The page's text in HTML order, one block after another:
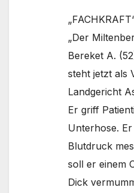
„Der
Bereket A.
steht jetzt als
Landgericht
Er griff
Unterhose.
Blutdruck
soll er einem
Dick